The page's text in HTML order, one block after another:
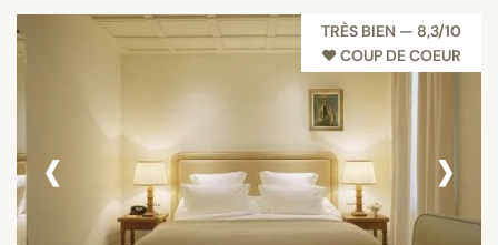
ÉTOILES
Non classé
NOTE
TRÈS BIEN — 8,3/10
♥︎ COUP DE COEUR
‹ ›